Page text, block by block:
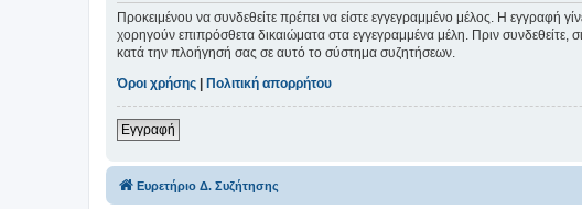
Προκειμένου να συνδεθείτε πρέπει να είστε εγγεγραμμένο μέλος. Η εγγραφή
χορηγούν επιπρόσθετα δικαιώματα στα εγγεγραμμένα μέλη. Πριν συνδεθείτε,
κατά την πλοήγησή σας σε αυτό το σύστημα συζητήσεων.
Όροι χρήσης
Πολιτική απορρήτου
Εγγραφή
Ευρετήριο Δ. Συζήτησης